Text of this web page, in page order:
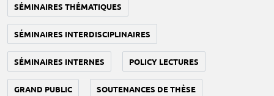
SÉMINAIRES THÉMATIQUES
SÉMINAIRES INTERDISCIPLINAIRES
SÉMINAIRES INTERNES POLICY LECTURES
GRAND PUBLIC SOUTENANCES DE THÈSE